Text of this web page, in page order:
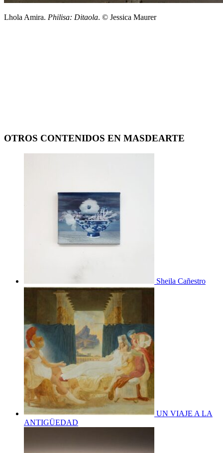
Lhola Amira. Philisa: Ditaola. © Jessica Maurer
OTROS CONTENIDOS EN MASDEARTE
Sheila Cañestro
UN VIAJE A LA
ANTIGÜEDAD